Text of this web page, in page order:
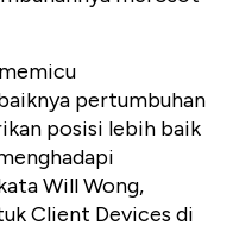
pertumbuhan
posisi lebih baik
Will Wong,
Client Devices di